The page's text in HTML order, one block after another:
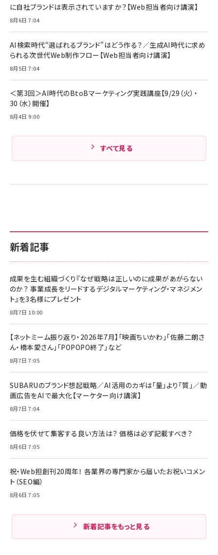
￥1,980
Amazonランキングをもっと見る
￥5,990
ケーブル Anker絡まないケーブル 240W 結束バン
ド付き USB PD対応 シリコン素材採用 iPhone
17 / 16 / 15 / Galaxy iPad Pro MacBook
Pro/Air 各種対応 (1.8m ミッドナイトブラック)
￥1,890
サッポロ 生ビール 黒ラベル 350ml 缶 24本 ビー
ル ケース買い【6/30応募〆切! 黒ラベルビヤセラー
￥4,857
新着記事
成果を生む組織づくり『なぜ戦略は正しいのに成果があがらない
のか？ 事業成長をリードするデジタルマーケティング・マネジメン
ト』を3名様にプレゼント
8月7日 10:00
【ネットミーム振り返り・2026年7月】「映画ちいかわ」「佐藤二朗さ
ん・橋本愛さん」「POPOPO終了」など
8月7日 7:05
SUBARUのブランド想起戦略／AI活用のカギは「量」より「質」／動
画広告をAIで最大化【マーケター向け講演】
8月7日 7:04
価格を伏せて集客する良い方法は？ 価格は必ず記載すべき？
8月6日 7:05
祝・Web担創刊20周年！ 各業界の専門家から届いたお祝いコメン
ト（SEO編）
8月6日 7:05
新着記事をもっと見る
に自社ブランドは表示されていますか？【Web担当者向け講演】
8月6日 7:04
AI検索時代“選ばれるブランド”はどう作る？／生成AI時代に求め
られる次世代Web制作フロー【Web担当者向け講演】
8月5日 7:04
＜第3回＞AI時代のBtoBマーケティング実践講座【9/29（火）・
30（水）開催】
8月4日 9:00
すべて見る